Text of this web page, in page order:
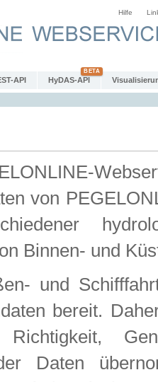
Hilfe
API HyDAS-API
von
Binnen- und
und
bereit.
Daten